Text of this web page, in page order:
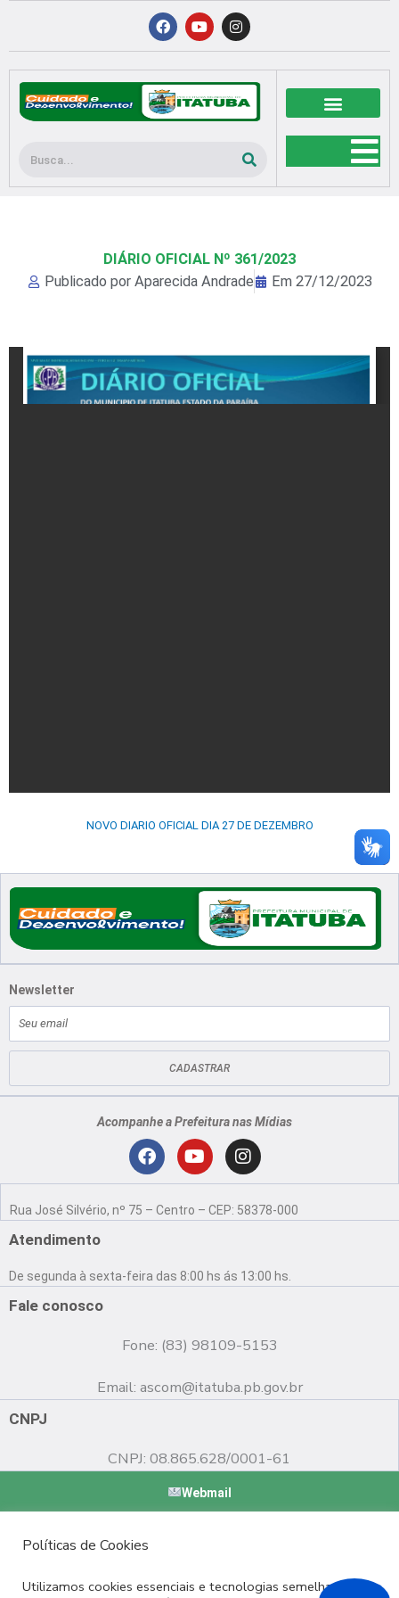
conteúdo
F
a
c
b
o
o
k
Y
o
u
u
b
e
I
n
s
a
g
r
a
Pesquisar
DIÁRIO OFICIAL Nº 361/2023
Publicado por Aparecida Andrade Em 27/12/2023
NOVO DIARIO OFICIAL DIA 27 DE DEZEMBRO
Newsletter
mail
CADASTRAR
Acompanhe a Prefeitura nas Mídias
F
c
o
o
Y
u
b
e
I
n
s
g
r
Rua José Silvério, nº 75 – Centro – CEP: 58378-000
Atendimento
De segunda à sexta-feira das 8:00 hs ás 13:00 hs.
Fale conosco
Fone: (83) 98109-5153
Email: ascom@itatuba.pb.gov.br
CNPJ
CNPJ: 08.865.628/0001-61
Webmail
Políticas de Cookies
Utilizamos cookies essenciais e tecnologias semelhantes de